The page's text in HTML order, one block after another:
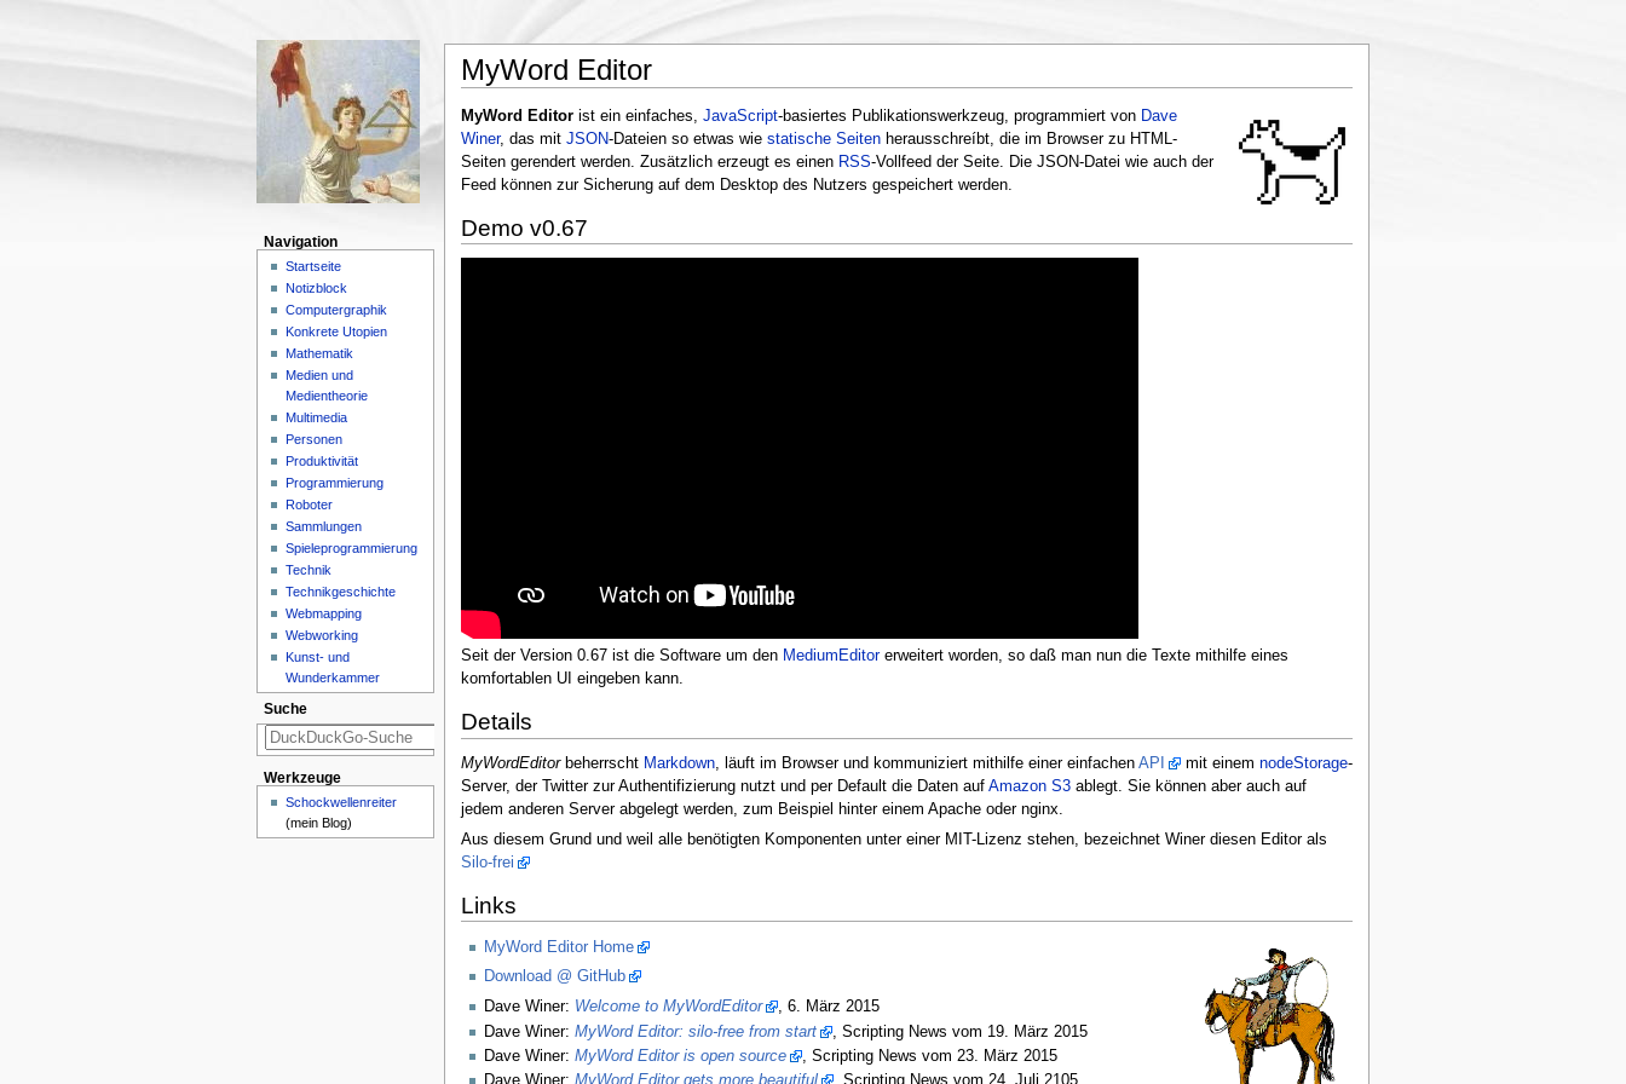
MyWord Editor
MyWord Editorist ein einfaches, JavaScript-basiertes Publikationswerkzeug, programmiert von Dave
Winer, das mit JSON-Dateien so etwas wie statische Seitenherausschreíbt, die im Browser zu HTML-
Seiten gerendert werden. Zusätzlich erzeugt es einen RSS-Vollfeed der Seite. Die JSON-Datei wie auch der
Feed können zur Sicherung auf dem Desktop des Nutzers gespeichert werden.
Demo v0.67
Seit der Version 0.67 ist die Software um den MediumEditorerweitert worden, so daß man nun die Texte mithilfe eines
komfortablen UI eingeben kann.
Details
MyWordEditorbeherrscht Markdown, läuft im Browser und kommuniziert mithilfe einer einfachen API mit einem nodeStorage-
Server, der Twitter zur Authentifizierung nutzt und per Default die Daten auf Amazon S3ablegt. Sie können aber auch auf
jedem anderen Server abgelegt werden, zum Beispiel hinter einem Apache oder nginx.
Aus diesem Grund und weil alle benötigten Komponenten unter einer MIT-Lizenz stehen, bezeichnet Winer diesen Editor als
Silo-frei
Links
MyWord Editor Home
Download @ GitHub
Dave Winer: Welcome to MyWordEditor
, 6. März 2015
Dave Winer: MyWord Editor: silo-free from start
, Scripting News vom 19. März 2015
Dave Winer: MyWord Editor is open source
, Scripting News vom 23. März 2015
Dave Winer: MyWord Editor gets more beautiful , Scripting News vom 24. Juli 2105
Navigation
Startseite
Notizblock
Computergraphik
Konkrete Utopien
Mathematik
Medien und
Medientheorie
Multimedia
Personen
Produktivität
Programmierung
Roboter
Sammlungen
Spieleprogrammierung
Technik
Technikgeschichte
Webmapping
Webworking
Kunst- und
Wunderkammer
Suche
Werkzeuge
Schockwellenreiter
(mein Blog)